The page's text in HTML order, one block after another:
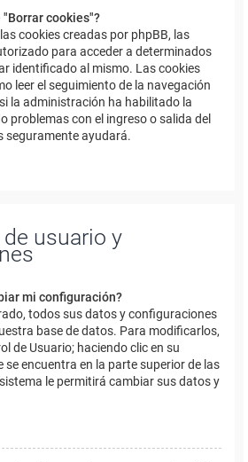
cookies"?
cookies creadas por phpBB, las
para acceder a determinados
identificado al mismo. Las cookies
leer el seguimiento de la navegación
la administración ha habilitado la
problemas con el ingreso o salida del
seguramente ayudará.
usuario y
mi configuración?
todos sus datos y configuraciones
base de datos. Para modificarlos,
de Usuario; haciendo clic en su
se encuentra en la parte superior de las
le permitirá cambiar sus datos y